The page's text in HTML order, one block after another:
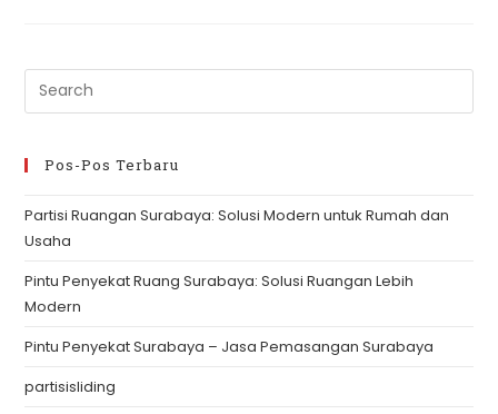
Pos-Pos Terbaru
Partisi Ruangan Surabaya: Solusi Modern untuk Rumah dan
Usaha
Pintu Penyekat Ruang Surabaya: Solusi Ruangan Lebih
Modern
Pintu Penyekat Surabaya – Jasa Pemasangan Surabaya
partisisliding